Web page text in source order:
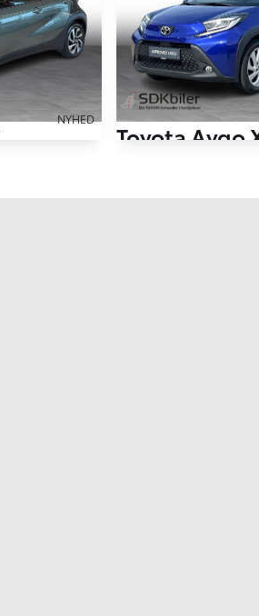
NYHED
Toyota Aygo